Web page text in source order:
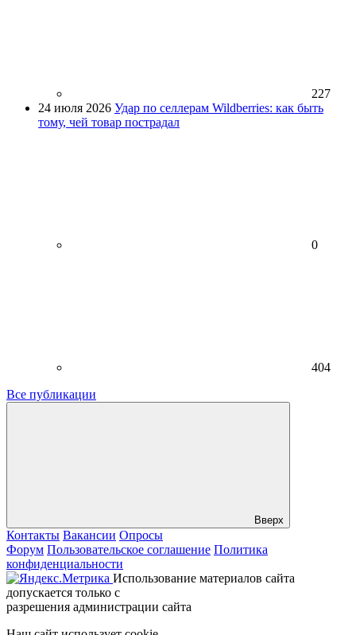
227
24 июля 2026 Удар по селлерам Wildberries: как быть
тому, чей товар пострадал
0
404
Все публикации
Вверх
Контакты Вакансии Опросы
Форум Пользовательское соглашение Политика
конфиденциальности
Использование материалов сайта
допускается только с
разрешения администрации сайта